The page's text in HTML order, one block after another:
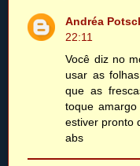
Andréa
22:11
Você diz no
usar as
que as
toque
estiver pronto
abs